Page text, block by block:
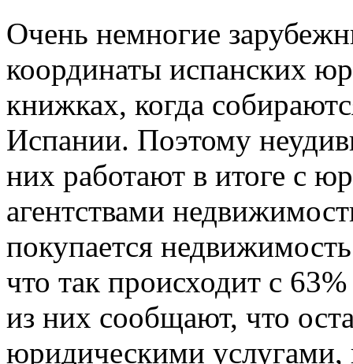
Очень немногие
координаты испанских
книжках, когда
Испании. Поэтому
них работают в итоге с
агентствами
покупается
что так происходит с
из них сообщают, что
юридическими услугами,